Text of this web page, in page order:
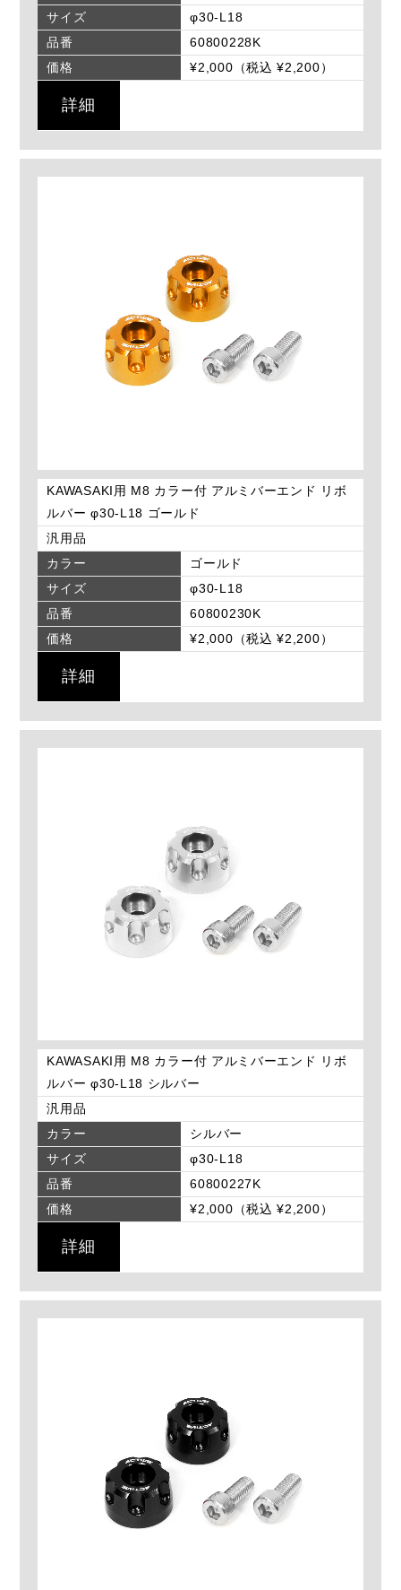
サイズ
φ30-L18
品番
60800228K
価格
¥2,000（税込 ¥2,200）
詳細
KAWASAKI用 M8 カラー付 アルミバーエンド リボ
ルバー φ30-L18 ゴールド
汎用品
カラー
ゴールド
サイズ
φ30-L18
品番
60800230K
価格
¥2,000（税込 ¥2,200）
詳細
KAWASAKI用 M8 カラー付 アルミバーエンド リボ
ルバー φ30-L18 シルバー
汎用品
カラー
シルバー
サイズ
φ30-L18
品番
60800227K
価格
¥2,000（税込 ¥2,200）
詳細